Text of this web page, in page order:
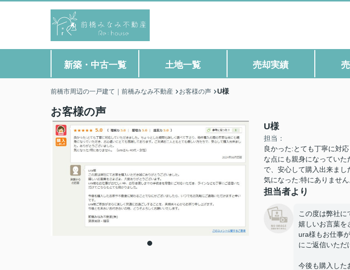
新築・中古一覧 土地一覧 売却実績
前橋市周辺の一戸建て｜前橋みなみ不動産 お客様の声 U様
お客様の声
U様
担当：
良かった:とても丁寧に対
な点にも親身になってい
で、安心して購入出来まし
気になった:特にありませ
担当者より
この度は弊社に
嬉しいお言葉を
ura様もお仕事
にご返信いただ
今後も購入した